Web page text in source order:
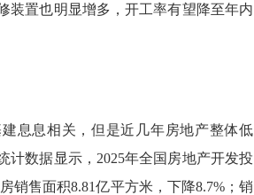
装置也明显增多，开工率有望降至年内
息息相关，但是近几年房地产整体低
计数据显示，2025年全国房地产开发投
销售面积8.81亿平方米，下降8.7%；销